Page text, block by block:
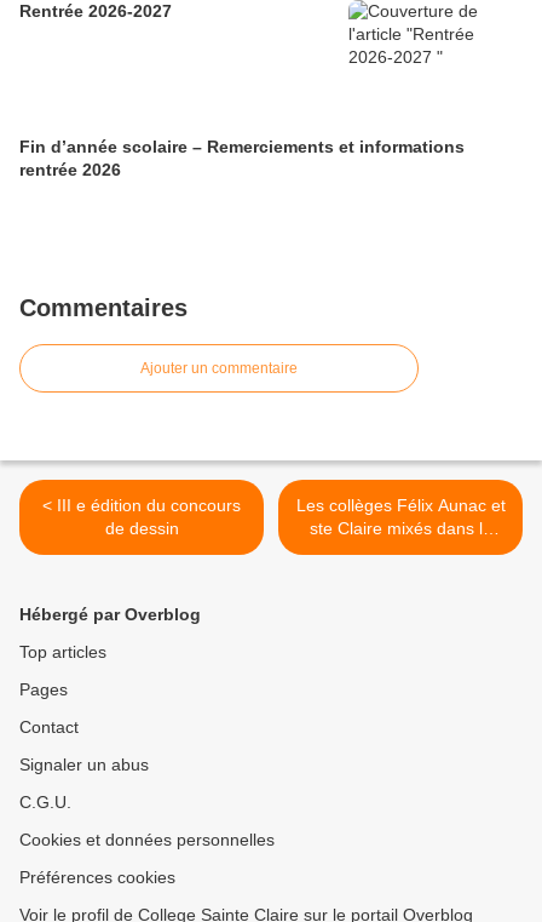
Rentrée 2026-2027
Fin d’année scolaire – Remerciements et informations
rentrée 2026
Commentaires
Ajouter un commentaire
< III e édition du concours
de dessin
Les collèges Félix Aunac et
ste Claire mixés dans la
Foi! >
Hébergé par Overblog
Top articles
Pages
Contact
Signaler un abus
C.G.U.
Cookies et données personnelles
Préférences cookies
Voir le profil de College Sainte Claire sur le portail Overblog